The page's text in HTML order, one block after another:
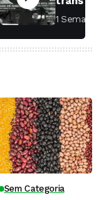
fábricas
1 Semana ⁮
Sem Categoria